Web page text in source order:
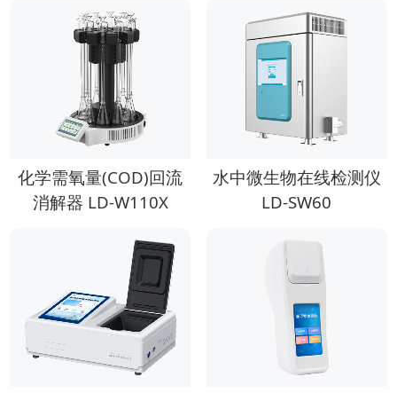
化学需氧量(COD)回流
消解器 LD-W110X
水中微生物在线检测仪
LD-SW60